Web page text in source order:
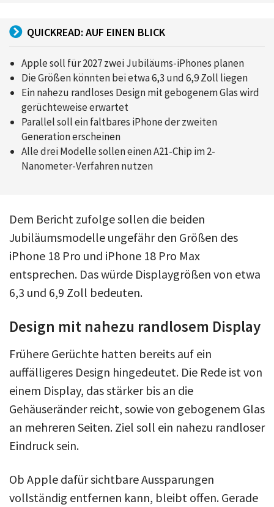
QUICKREAD: AUF EINEN BLICK
Apple soll für 2027 zwei Jubiläums-iPhones planen
Die Größen könnten bei etwa 6,3 und 6,9 Zoll liegen
Ein nahezu randloses Design mit gebogenem Glas wird
gerüchteweise erwartet
Parallel soll ein faltbares iPhone der zweiten
Generation erscheinen
Alle drei Modelle sollen einen A21-Chip im 2-
Nanometer-Verfahren nutzen
Dem Bericht zufolge sollen die beiden
Jubiläumsmodelle ungefähr den Größen des
iPhone 18 Pro und iPhone 18 Pro Max
entsprechen. Das würde Displaygrößen von etwa
6,3 und 6,9 Zoll bedeuten.
Design mit nahezu randlosem Display
Frühere Gerüchte hatten bereits auf ein
auffälligeres Design hingedeutet. Die Rede ist von
einem Display, das stärker bis an die
Gehäuseränder reicht, sowie von gebogenem Glas
an mehreren Seiten. Ziel soll ein nahezu randloser
Eindruck sein.
Ob Apple dafür sichtbare Aussparungen
vollständig entfernen kann, bleibt offen. Gerade